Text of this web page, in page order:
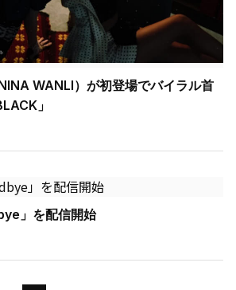
WANLI）が初登場でバイラル首
」
」を配信開始